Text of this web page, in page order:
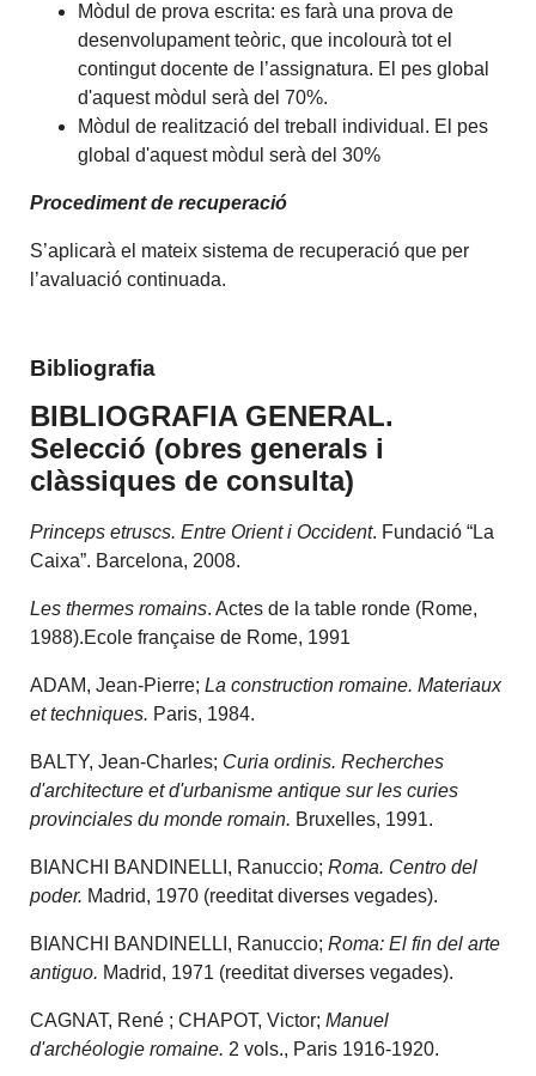
Mòdul de prova escrita: es farà una prova de
desenvolupament teòric, que incolourà tot el
contingut docente de l’assignatura. El pes global
d'aquest mòdul serà del 70%.
Mòdul de realització del treball individual. El pes
global d'aquest mòdul serà del 30%
Procediment de recuperació
S’aplicarà el mateix sistema de recuperació que per
l’avaluació continuada.
Bibliografia
BIBLIOGRAFIA GENERAL.
Selecció (obres generals i
clàssiques de consulta)
Princeps etruscs. Entre Orient i Occident. Fundació “La
Caixa”. Barcelona, 2008.
Les thermes romains. Actes de la table ronde (Rome,
1988).Ecole française de Rome, 1991
ADAM, Jean-Pierre;La construction romaine. Materiaux
et techniques. Paris, 1984.
BALTY, Jean-Charles; Curia ordinis. Recherches
d'architecture et d'urbanisme antique sur les curies
provinciales du monde romain. Bruxelles, 1991.
BIANCHI BANDINELLI, Ranuccio;Roma. Centro del
poder. Madrid, 1970 (reeditat diverses vegades).
BIANCHI BANDINELLI, Ranuccio;Roma: El fin del arte
antiguo. Madrid, 1971 (reeditat diverses vegades).
CAGNAT, René ; CHAPOT, Victor;Manuel
d'archéologie romaine. 2 vols., Paris 1916-1920.